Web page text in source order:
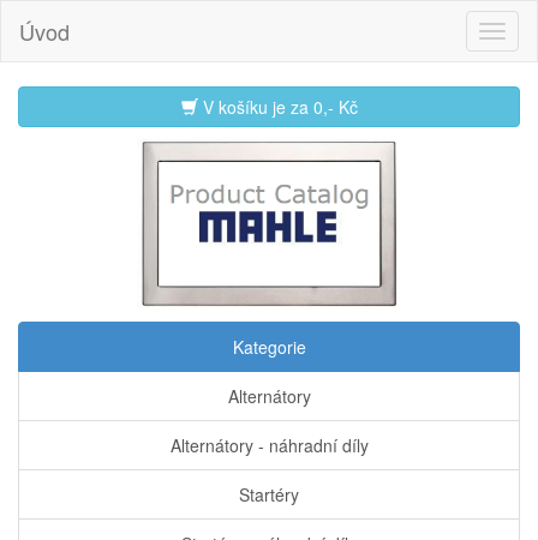
Úvod
V košíku je za 0,- Kč
Kategorie
Alternátory
Alternátory - náhradní díly
Startéry